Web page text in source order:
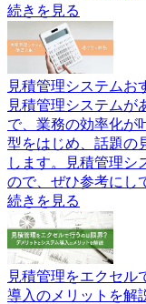
続きを見る
見積管理システムお
見積管理システムが
で、業務の効率化が
型をはじめ、話題の
します。見積管理シ
ので、ぜひ参考にし
続きを見る
見積管理をエクセル
導入のメリットを解